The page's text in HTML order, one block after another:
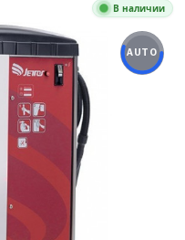
В наличии
AUTO